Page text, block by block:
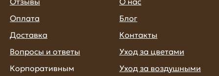
Оплата
Доставка
Вопросы и ответы
Корпоративным
Блог
Контакты
Уход за цветами
Уход за воздушными